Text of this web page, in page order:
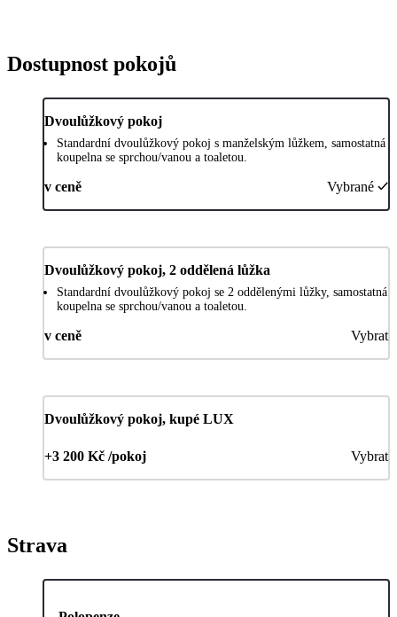
Dostupnost pokojů
Dvoulůžkový pokoj
Standardní dvoulůžkový pokoj s manželským lůžkem, samostatná
koupelna se sprchou/vanou a toaletou.
v ceně Vybrané
Dvoulůžkový pokoj, 2 oddělená lůžka
Standardní dvoulůžkový pokoj se 2 oddělenými lůžky, samostatná
koupelna se sprchou/vanou a toaletou.
v ceně Vybrat
Dvoulůžkový pokoj, kupé LUX
+3 200 Kč /pokoj Vybrat
Strava